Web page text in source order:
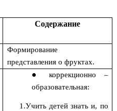
Содержание
Формирование
представления о фруктах.
коррекционно –
образовательная:
1.Учить детей знать и, по